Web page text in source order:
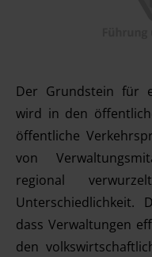
Der Grundstein für
wird in den
öffentliche
von
regional
Unterschiedlichkeit.
dass Verwaltungen
den